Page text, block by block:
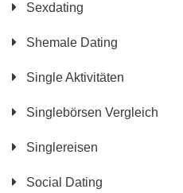
Sexdating
Shemale Dating
Single Aktivitäten
Singlebörsen Vergleich
Singlereisen
Social Dating